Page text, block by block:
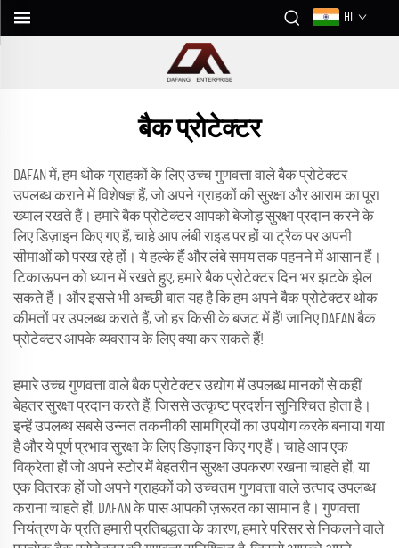
HI
बैक प्रोटेक्टर
DAFAN में, हम थोक ग्राहकों के लिए उच्च गुणवत्ता वाले बैक प्रोटेक्टर
उपलब्ध कराने में विशेषज्ञ हैं, जो अपने ग्राहकों की सुरक्षा और आराम का पूरा
ख्याल रखते हैं। हमारे बैक प्रोटेक्टर आपको बेजोड़ सुरक्षा प्रदान करने के
लिए डिज़ाइन किए गए हैं, चाहे आप लंबी राइड पर हों या ट्रैक पर अपनी
सीमाओं को परख रहे हों। ये हल्के हैं और लंबे समय तक पहनने में आसान हैं।
टिकाऊपन को ध्यान में रखते हुए, हमारे बैक प्रोटेक्टर दिन भर झटके झेल
सकते हैं। और इससे भी अच्छी बात यह है कि हम अपने बैक प्रोटेक्टर थोक
कीमतों पर उपलब्ध कराते हैं, जो हर किसी के बजट में हैं! जानिए DAFAN बैक
प्रोटेक्टर आपके व्यवसाय के लिए क्या कर सकते हैं!
हमारे उच्च गुणवत्ता वाले बैक प्रोटेक्टर उद्योग में उपलब्ध मानकों से कहीं
बेहतर सुरक्षा प्रदान करते हैं, जिससे उत्कृष्ट प्रदर्शन सुनिश्चित होता है।
इन्हें उपलब्ध सबसे उन्नत तकनीकी सामग्रियों का उपयोग करके बनाया गया
है और ये पूर्ण प्रभाव सुरक्षा के लिए डिज़ाइन किए गए हैं। चाहे आप एक
विक्रेता हों जो अपने स्टोर में बेहतरीन सुरक्षा उपकरण रखना चाहते हों, या
एक वितरक हों जो अपने ग्राहकों को उच्चतम गुणवत्ता वाले उत्पाद उपलब्ध
कराना चाहते हों, DAFAN के पास आपकी ज़रूरत का सामान है। गुणवत्ता
नियंत्रण के प्रति हमारी प्रतिबद्धता के कारण, हमारे परिसर से निकलने वाले